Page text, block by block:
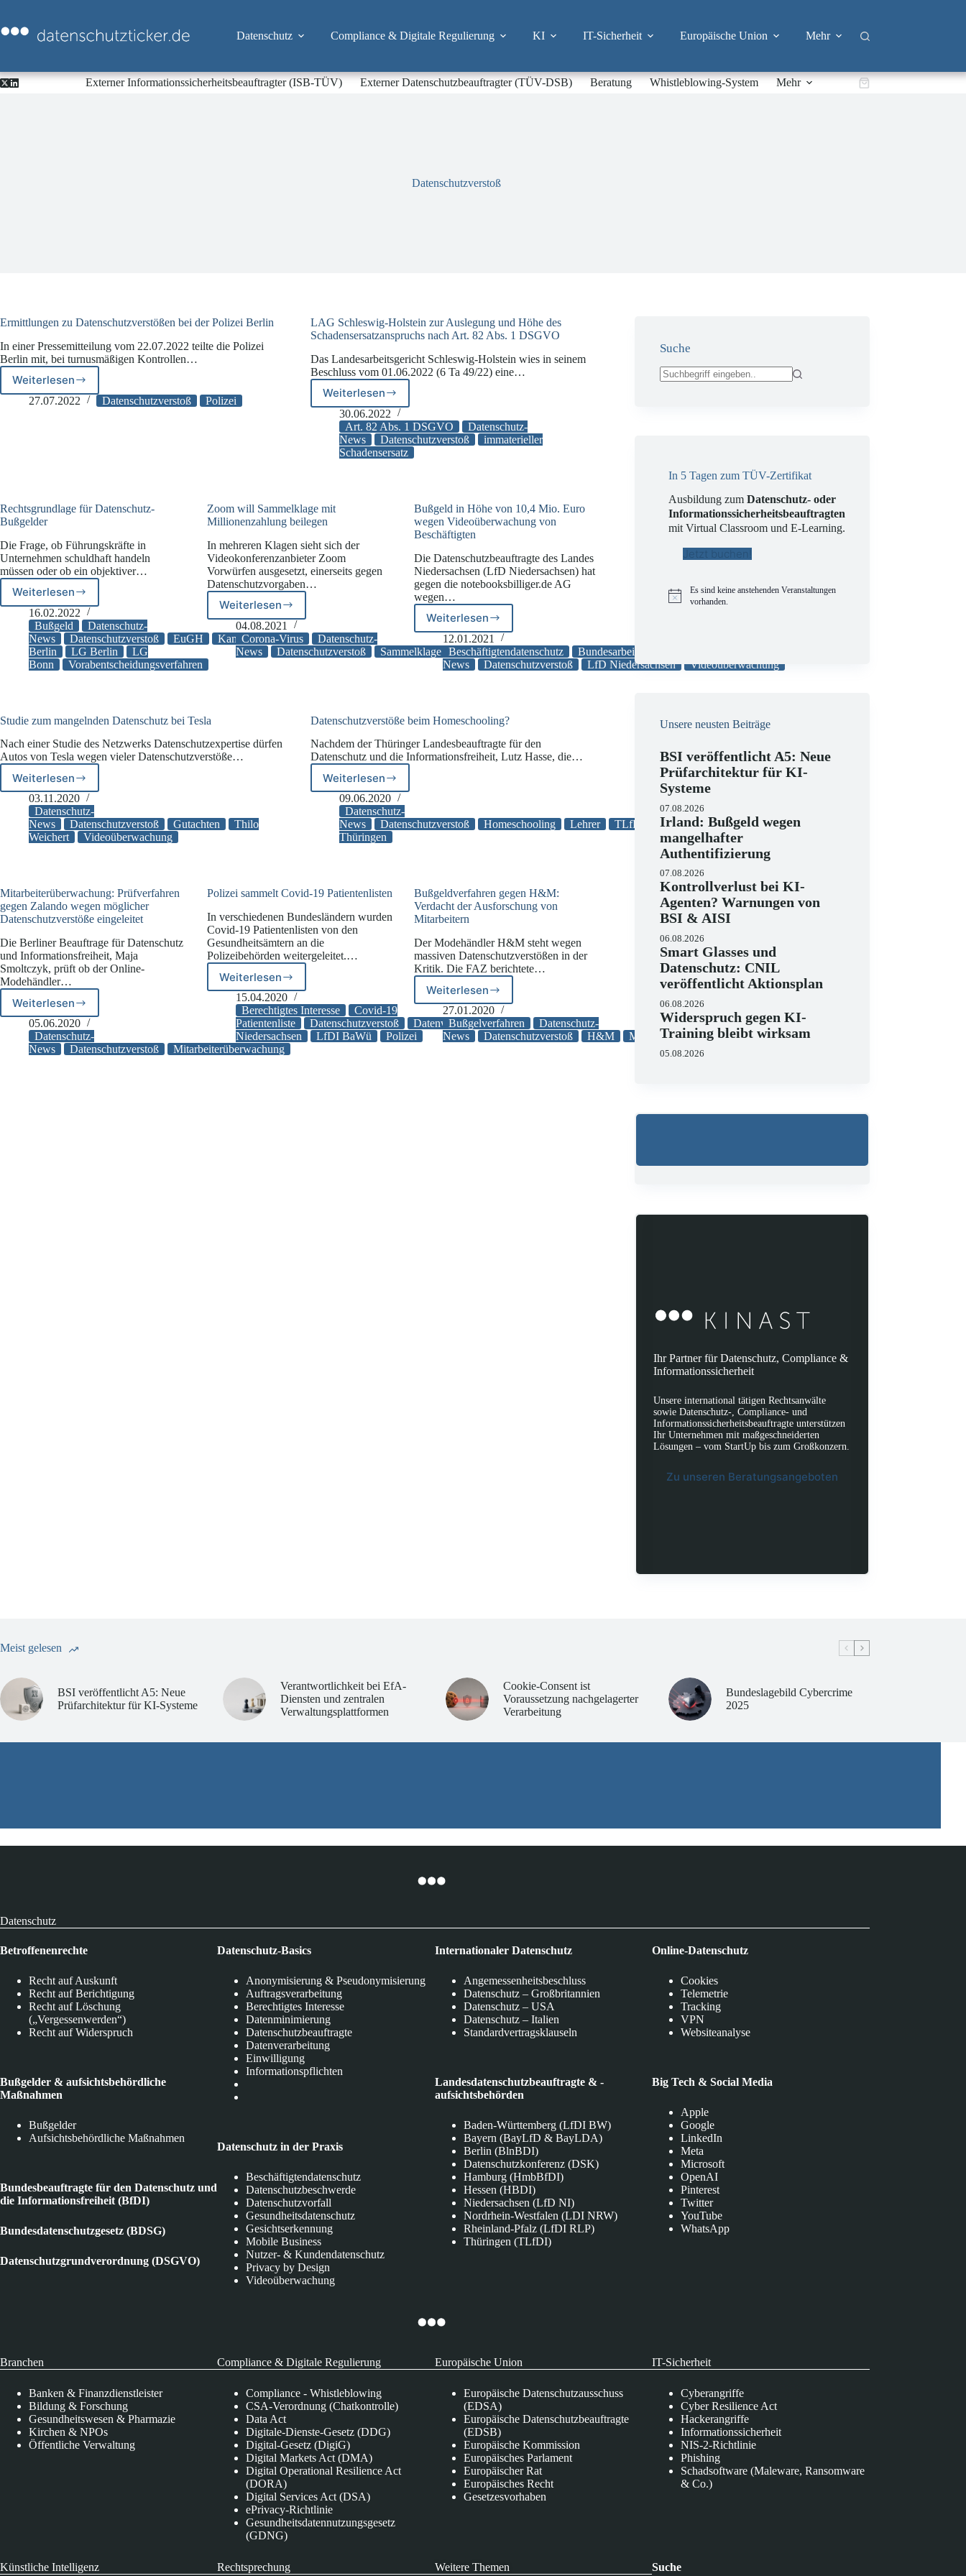
springen
Datenschutz Compliance & Digitale Regulierung KI IT-Sicherheit Europäische Union Mehr
Externer Informationssicherheitsbeauftragter (ISB-TÜV) Externer Datenschutzbeauftragter (TÜV-DSB) Beratung Whistleblowing-System Mehr Warenkorb
Datenschutzverstoß
Ermittlungen zu Datenschutzverstößen bei der Polizei Berlin
In einer Pressemitteilung vom 22.07.2022 teilte die Polizei
Berlin mit, bei turnusmäßigen Kontrollen…
WeiterlesenErmittlungen
zu
27.07.2022 Datenschutzverstoß Polizei
LAG Schleswig-Holstein zur Auslegung und Höhe des
Schadensersatzanspruchs nach Art. 82 Abs. 1 DSGVO
Das Landesarbeitsgericht Schleswig-Holstein wies in seinem
Beschluss vom 01.06.2022 (6 Ta 49/22) eine…
Weiterlesen
LAG
Schleswig-
Holstein
zur
Auslegung
Schadensersatzanspruchs
82
1
30.06.2022
Art. 82 Abs. 1 DSGVO
Datenschutz-
News
Datenschutzverstoß
immaterieller
Schadensersatz
Rechtsgrundlage für Datenschutz-
Bußgelder
Die Frage, ob Führungskräfte in
Unternehmen schuldhaft handeln
müssen oder ob ein objektiver…
WeiterlesenRechtsgrundlage
für
Datenschutz-
Bußgelder
16.02.2022
Bußgeld
Datenschutz-
News
Datenschutzverstoß EuGH
Kammergericht
Berlin
LG Berlin
LG
Bonn
Vorabentscheidungsverfahren
Zoom will Sammelklage mit
Millionenzahlung beilegen
In mehreren Klagen sieht sich der
Videokonferenzanbieter Zoom
Vorwürfen ausgesetzt, einerseits gegen
Datenschutzvorgaben…
Weiterlesen
Zoom
will
Sammelklage
mit
04.08.2021
Corona-Virus
Datenschutz-
News
Datenschutzverstoß Sammelklage Zoom
Bußgeld in Höhe von 10,4 Mio. Euro
wegen Videoüberwachung von
Beschäftigten
Die Datenschutzbeauftragte des Landes
Niedersachsen (LfD Niedersachsen) hat
gegen die notebooksbilliger.de AG
wegen…
Weiterlesen
Bußgeld
in
Höhe
von
wegen
von
Beschäftigten
12.01.2021
Beschäftigtendatenschutz
Bundesarbeitsgericht
News
Datenschutzverstoß LfD Niedersachsen Videoüberwachung
Studie zum mangelnden Datenschutz bei Tesla
Nach einer Studie des Netzwerks Datenschutzexpertise dürfen
Autos von Tesla wegen vieler Datenschutzverstöße…
Weiterlesen
Studie
zum
mangelnden
Datenschutz
bei
03.11.2020
Datenschutz-
News
Datenschutzverstoß Gutachten
Thilo
Weichert
Videoüberwachung
Datenschutzverstöße beim Homeschooling?
Nachdem der Thüringer Landesbeauftragte für den
Datenschutz und die Informationsfreiheit, Lutz Hasse, die…
WeiterlesenDatenschutzverstöße
beim
Homeschooling?
09.06.2020
Datenschutz-
News
Datenschutzverstoß Homeschooling Lehrer
TLfDI
Thüringen
Mitarbeiterüberwachung: Prüfverfahren
gegen Zalando wegen möglicher
Datenschutzverstöße eingeleitet
Die Berliner Beauftrage für Datenschutz
und Informationsfreiheit, Maja
Smoltczyk, prüft ob der Online-
Modehändler…
WeiterlesenMitarbeiterüberwachung:
Prüfverfahren
gegen
Zalando
05.06.2020
Datenschutz-
News
Datenschutzverstoß Mitarbeiterüberwachung
Polizei sammelt Covid-19 Patientenlisten
In verschiedenen Bundesländern wurden
Covid-19 Patientenlisten von den
Gesundheitsämtern an die
Polizeibehörden weitergeleitet.…
Weiterlesen
Polizei
sammelt
Covid-
19
Patientenlisten
15.04.2020
Berechtigtes Interesse
Covid-19
Patientenliste
Datenschutzverstoß Datenweitergabe
LDI
Niedersachsen
LfDI BaWü Polizei
Bußgeldverfahren gegen H&M:
Verdacht der Ausforschung von
Mitarbeitern
Der Modehändler H&M steht wegen
massiven Datenschutzverstößen in der
Kritik. Die FAZ berichtete…
WeiterlesenBußgeldverfahren
gegen
H&M:
Verdacht
27.01.2020
Bußgelverfahren
Datenschutz-
News
Datenschutzverstoß H&M Mitarbeiterdatenschutz Spionage
Suche
In 5 Tagen zum TÜV-Zertifikat
Ausbildung zumDatenschutz- oder
Informationssicherheitsbeauftragten
mit Virtual Classroom und E-Learning.
Jetzt buchen!
H
s
Es sind keine anstehenden Veranstaltungen
vorhanden.
Unsere neusten Beiträge
BSI veröffentlicht A5: Neue
Prüfarchitektur für KI-
Systeme
07.08.2026
Irland: Bußgeld wegen
mangelhafter
Authentifizierung
07.08.2026
Kontrollverlust bei KI-
Agenten? Warnungen von
BSI & AISI
06.08.2026
Smart Glasses und
Datenschutz: CNIL
veröffentlicht Aktionsplan
06.08.2026
Widerspruch gegen KI-
Training bleibt wirksam
05.08.2026
Ihr Partner für Datenschutz, Compliance &
Informationssicherheit
Unsere international tätigen Rechtsanwälte
sowie Datenschutz-, Compliance- und
Informationssicherheitsbeauftragte unterstützen
Ihr Unternehmen mit maßgeschneiderten
Lösungen – vom StartUp bis zum Großkonzern.
Zu unseren Beratungsangeboten
Meist gelesen
BSI veröffentlicht A5: Neue
Prüfarchitektur für KI-Systeme
Verantwortlichkeit bei EfA-
Diensten und zentralen
Verwaltungsplattformen
Cookie-Consent ist
Voraussetzung nachgelagerter
Verarbeitung
Bundeslagebild Cybercrime
2025
Datenschutz
Betroffenenrechte
Recht auf Auskunft
Recht auf Berichtigung
Recht auf Löschung
(„Vergessenwerden“)
Recht auf Widerspruch
Bußgelder & aufsichtsbehördliche
Maßnahmen
Bußgelder
Aufsichtsbehördliche Maßnahmen
Bundesbeauftragte für den Datenschutz und
die Informationsfreiheit (BfDI)
Bundesdatenschutzgesetz (BDSG)
Datenschutzgrundverordnung (DSGVO)
Datenschutz-Basics
Anonymisierung & Pseudonymisierung
Auftragsverarbeitung
Berechtigtes Interesse
Datenminimierung
Datenschutzbeauftragte
Datenverarbeitung
Einwilligung
Informationspflichten
Datenschutz in der Praxis
Beschäftigtendatenschutz
Datenschutzbeschwerde
Datenschutzvorfall
Gesundheitsdatenschutz
Gesichtserkennung
Mobile Business
Nutzer- & Kundendatenschutz
Privacy by Design
Videoüberwachung
Internationaler Datenschutz
Angemessenheitsbeschluss
Datenschutz – Großbritannien
Datenschutz – USA
Datenschutz – Italien
Standardvertragsklauseln
Landesdatenschutzbeauftragte & -
aufsichtsbehörden
Baden-Württemberg (LfDI BW)
Bayern (BayLfD & BayLDA)
Berlin (BlnBDI)
Datenschutzkonferenz (DSK)
Hamburg (HmbBfDI)
Hessen (HBDI)
Niedersachsen (LfD NI)
Nordrhein-Westfalen (LDI NRW)
Rheinland-Pfalz (LfDI RLP)
Thüringen (TLfDI)
Online-Datenschutz
Cookies
Telemetrie
Tracking
VPN
Websiteanalyse
Big Tech & Social Media
Apple
Google
LinkedIn
Meta
Microsoft
OpenAI
Pinterest
Twitter
YouTube
WhatsApp
Branchen
Banken & Finanzdienstleister
Bildung & Forschung
Gesundheitswesen & Pharmazie
Kirchen & NPOs
Öffentliche Verwaltung
Compliance & Digitale Regulierung
Compliance - Whistleblowing
CSA-Verordnung (Chatkontrolle)
Data Act
Digitale-Dienste-Gesetz (DDG)
Digital-Gesetz (DigiG)
Digital Markets Act (DMA)
Digital Operational Resilience Act
(DORA)
Digital Services Act (DSA)
ePrivacy-Richtlinie
Gesundheitsdatennutzungsgesetz
(GDNG)
Europäische Union
Europäische Datenschutzausschuss
(EDSA)
Europäische Datenschutzbeauftragte
(EDSB)
Europäische Kommission
Europäisches Parlament
Europäischer Rat
Europäisches Recht
Gesetzesvorhaben
IT-Sicherheit
Cyberangriffe
Cyber Resilience Act
Hackerangriffe
Informationssicherheit
NIS-2-Richtlinie
Phishing
Schadsoftware (Maleware, Ransomware
& Co.)
Künstliche Intelligenz Rechtsprechung Weitere Themen Suche